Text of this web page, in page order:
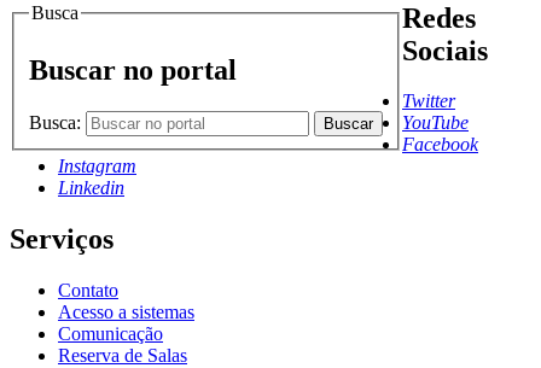
Busca
Buscar no portal
Busca: Buscar
Redes
Sociais
Twitter
YouTube
Facebook
Instagram
Linkedin
Serviços
Contato
Acesso a sistemas
Comunicação
Reserva de Salas